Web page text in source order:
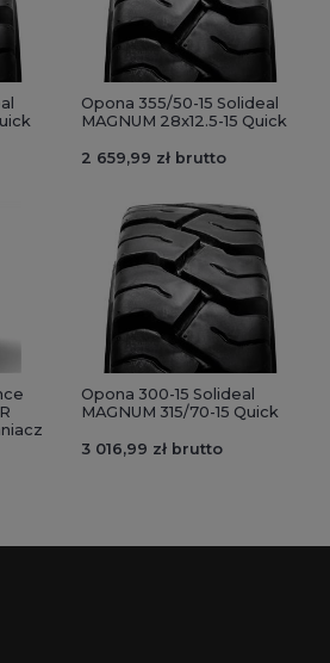
Opona 355/50-15 Solideal
MAGNUM 28x12.5-15 Quick
2 659,99 zł brutto
Opona 300-15 Solideal
MAGNUM 315/70-15 Quick
3 016,99 zł brutto